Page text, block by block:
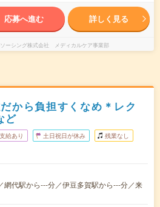
応募へ進む 詳しく見る
ーシング株式会社 メディカルケア事業部
から負担すくなめ＊レク
ど
給あり 土日祝日が休み 残業なし
網代駅から---分／伊豆多賀駅から---分／来